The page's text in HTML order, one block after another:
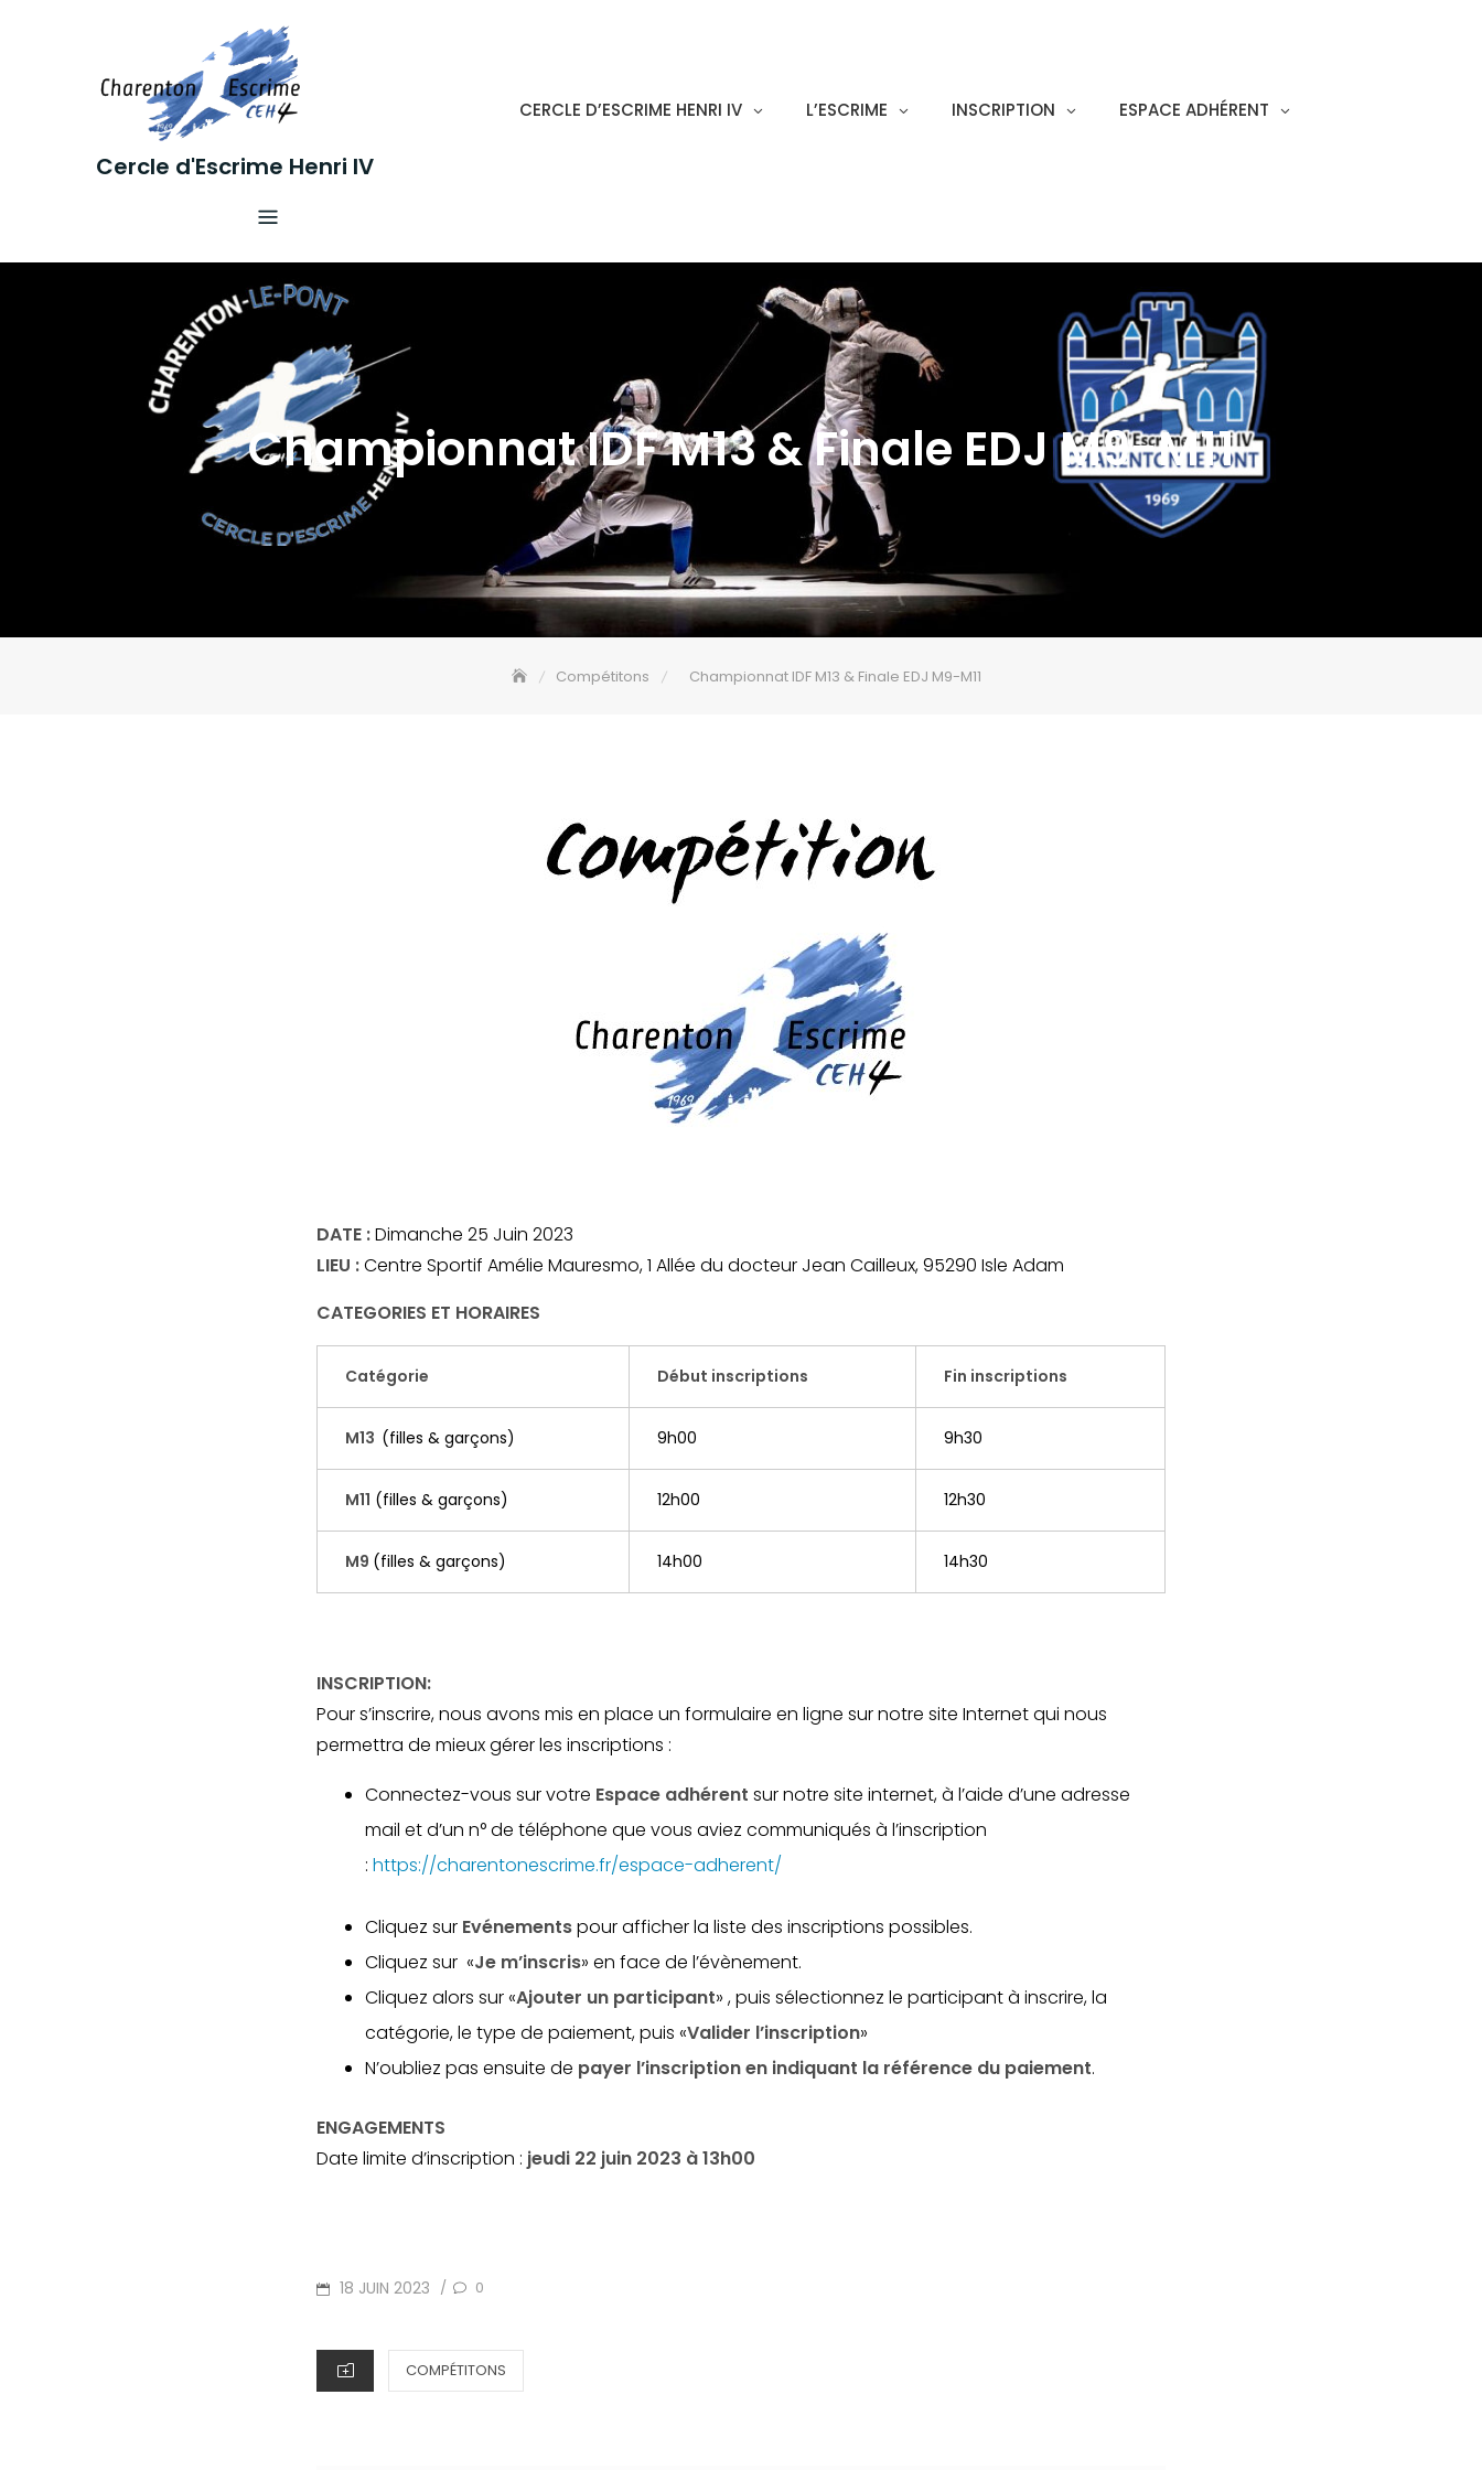
Cercle d'Escrime Henri IV
CERCLE D’ESCRIME HENRI IV L’ESCRIME INSCRIPTION ESPACE ADHÉRENT
Championnat IDF M13 & Finale EDJ M9-M11
Compétitons Championnat IDF M13 & Finale EDJ M9-M11
DATE :Dimanche 25 Juin 2023
LIEU :Centre Sportif Amélie Mauresmo, 1 Allée du docteur Jean Cailleux, 95290 Isle Adam
CATEGORIES ET HORAIRES
Catégorie Début inscriptions Fin inscriptions
M13 (filles & garçons) 9h00 9h30
M11 (filles & garçons) 12h00 12h30
M9 (filles & garçons) 14h00 14h30
INSCRIPTION:
Pour s’inscrire, nous avons mis en place un formulaire en ligne sur notre site Internet qui nous
permettra de mieux gérer les inscriptions :
Connectez-vous sur votre Espace adhérent sur notre site internet, à l’aide d’une adresse
mail et d’un n° de téléphone que vous aviez communiqués à l’inscription
: https://charentonescrime.fr/espace-adherent/
Cliquez sur Evénementspour afficher la liste des inscriptions possibles.
Cliquez sur «Je m’inscris» en face de l’évènement.
Cliquez alors sur «Ajouter un participant» , puis sélectionnez le participant à inscrire, la
catégorie, le type de paiement, puis «Valider l’inscription»
N’oubliez pas ensuite de payer l’inscription en indiquant la référence du paiement.
ENGAGEMENTS
Date limite d’inscription : jeudi 22 juin 2023 à 13h00
POSTED
18 JUIN 2023 / 0
CATEGORIES
COMPÉTITONS